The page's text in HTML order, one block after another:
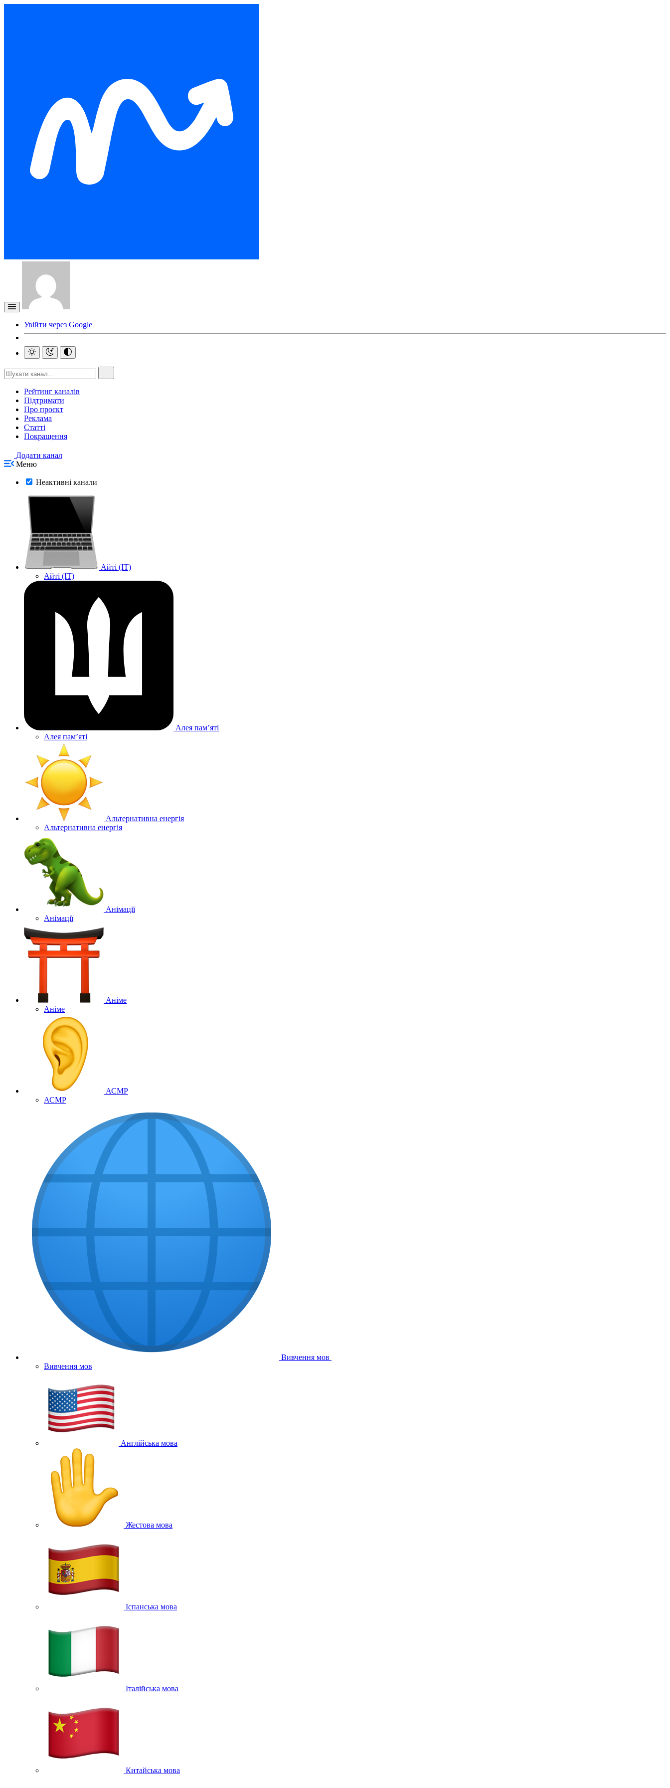
Увійти через Google
Рейтинг каналів
Підтримати
Про проєкт
Реклама
Статті
Покращення
Додати канал
Меню
Неактивні канали
Айті (IT)
Айті (IT)
Алея памʼяті
Алея памʼяті
Альтернативна енергія
Альтернативна енергія
Анімації
Анімації
Аніме
Аніме
АСМР
АСМР
Вивчення мов
Вивчення мов
Англійська мова
Жестова мова
Іспанська мова
Італійська мова
Китайська мова